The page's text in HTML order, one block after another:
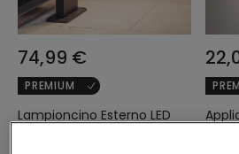
74,99 €
PREMIUM
Lampioncino Esterno LED